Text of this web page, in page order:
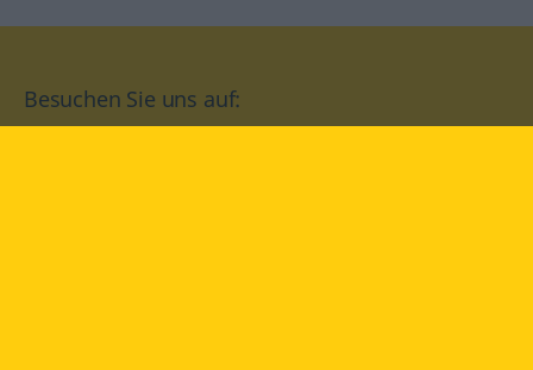
Besuchen Sie uns auf: